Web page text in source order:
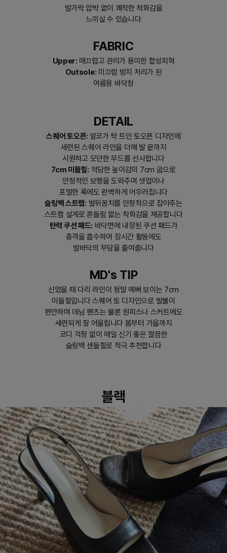
발가락 압박 없이 쾌적한 착화감을
느끼실 수 있습니다
FABRIC
Upper: 매끄럽고 관리가 용이한 합성피혁
Outsole: 미끄럼 방지 처리가 된
여름용 바닥창
DETAIL
스퀘어 토오픈: 앞코가 탁 트인 토오픈 디자인에
세련된 스퀘어 라인을 더해 발 끝까지
시원하고 모던한 무드를 선사합니다
7cm 미들힐: 적당한 높이감의 7cm 굽으로
안정적인 보행을 도와주며 셋업이나
포멀한 룩에도 완벽하게 어우러집니다
슬링백 스트랩: 발뒤꿈치를 안정적으로 잡아주는
스트랩 설계로 흔들림 없는 착화감을 제공합니다
탄력 쿠션 패드: 바닥면에 내장된 쿠션 패드가
충격을 흡수하여 장시간 활동에도
발바닥의 부담을 줄여줍니다
MD's TIP
신었을 때 다리 라인이 정말 예뻐 보이는 7cm
미들힐입니다 스퀘어 토 디자인으로 발볼이
편안하며 데님 팬츠는 물론 원피스나 스커트에도
세련되게 잘 어울립니다 봄부터 가을까지
코디 걱정 없이 매일 신기 좋은 깔끔한
슬링백 샌들힐로 적극 추천합니다
블랙